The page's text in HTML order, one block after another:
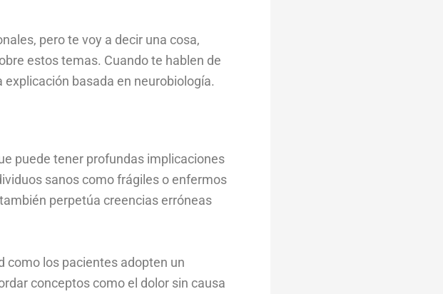
pero te voy a decir una cosa,
estos temas. Cuando te hablen de
basada en neurobiología.
puede tener profundas implicaciones
sanos como frágiles o enfermos
perpetúa creencias erróneas
como los pacientes adopten un
conceptos como el dolor sin causa